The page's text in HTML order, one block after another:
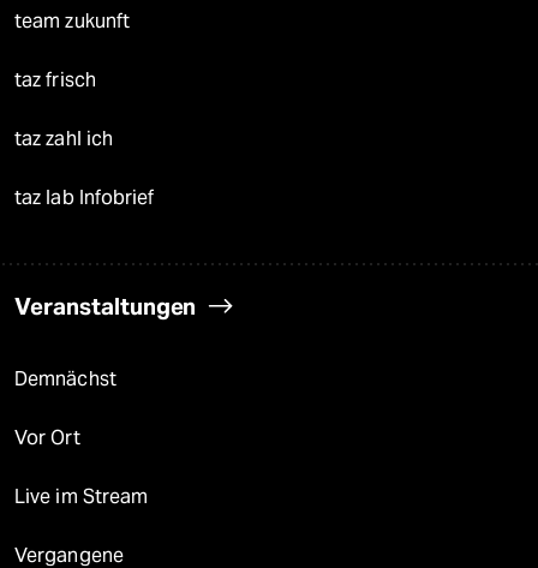
team zukunft
taz frisch
taz zahl ich
taz lab Infobrief
Veranstaltungen
Demnächst
Vor Ort
Live im Stream
Vergangene